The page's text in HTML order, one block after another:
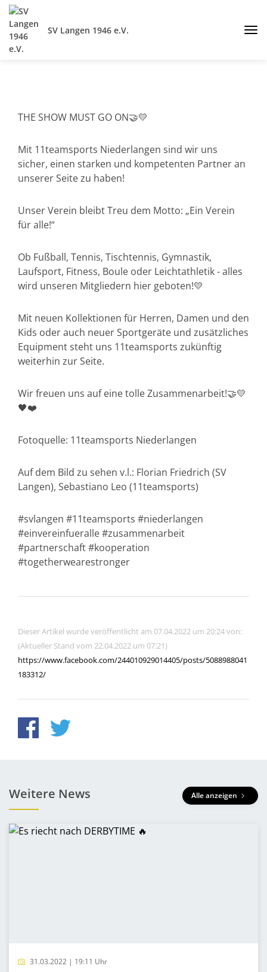
SV Langen 1946 e.V.
THE SHOW MUST GO ON🤝💛
Mit 11teamsports Niederlangen sind wir uns
sicher, einen starken und kompetenten Partner an
unserer Seite zu haben!
Unser Verein bleibt Treu dem Motto: „Ein Verein
für alle!“
Ob Fußball, Tennis, Tischtennis, Gymnastik,
Laufsport, Fitness, Boule oder Leichtathletik - alles
wird unseren Mitgliedern hier geboten!💛
Mit neuen Kollektionen für Herren, Damen und den
Kids oder auch neuer Sportgeräte und zusätzliches
Equipment steht uns 11teamsports zukünftig
weiterhin zur Seite.
Wir freuen uns auf eine tolle Zusammenarbeit!🤝💛
🖤❤️
Fotoquelle: 11teamsports Niederlangen
Auf dem Bild zu sehen v.l.: Florian Friedrich (SV
Langen), Sebastiano Leo (11teamsports)
#svlangen #11teamsports #niederlangen
#einvereinfueralle #zusammenarbeit
#partnerschaft #kooperation
#togetherwearestronger
Dieser Artikel wurde veröffentlicht am 07.04.2022 um 20:24 von:
(Aktueller Stand vom 22.04.2022 um 07:21)
https://www.facebook.com/244010929014405/posts/5088988041
183312/
Weitere News Alle anzeigen
31.03.2022 | 19:11 Uhr